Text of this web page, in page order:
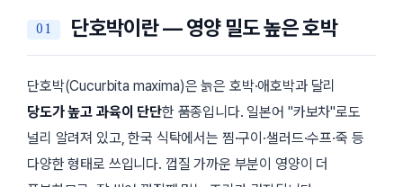
단호박이란 — 영양 밀도 높은 호박
단호박(Cucurbita maxima)은 늙은 호박·애호박과 달리
당도가 높고 과육이 단단한 품종입니다. 일본어 카보차 로도
널리 알려져 있고, 한국 식탁에서는 찜·구이·샐러드·수프·죽 등
다양한 형태로 쓰입니다. 껍질 가까운 부분이 영양이 더